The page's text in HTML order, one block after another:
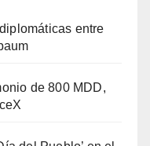
entre
de 800 MDD,